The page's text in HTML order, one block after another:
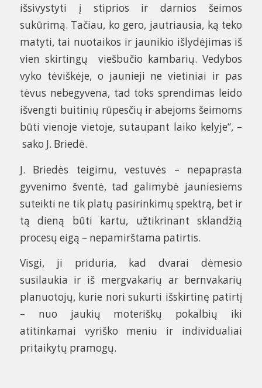
išsivystyti į stiprios ir darnios šeimos
sukūrimą. Tačiau, ko gero, jautriausia, ką teko
matyti, tai nuotaikos ir jaunikio išlydėjimas iš
vien skirtingų viešbučio kambarių. Vedybos
vyko tėviškėje, o jaunieji ne vietiniai ir pas
tėvus nebegyvena, tad toks sprendimas leido
išvengti buitinių rūpesčių ir abejoms šeimoms
būti vienoje vietoje, sutaupant laiko kelyje“, –
sako J. Briedė.
J. Briedės teigimu, vestuvės – nepaprasta
gyvenimo šventė, tad galimybė jauniesiems
suteikti ne tik platų pasirinkimų spektrą, bet ir
tą dieną būti kartu, užtikrinant sklandžią
procesų eigą – nepamirštama patirtis.
Visgi, ji priduria, kad dvarai dėmesio
susilaukia ir iš mergvakarių ar bernvakarių
planuotojų, kurie nori sukurti išskirtinę patirtį
– nuo jaukių moteriškų pokalbių iki
atitinkamai vyriško meniu ir individualiai
pritaikytų pramogų.